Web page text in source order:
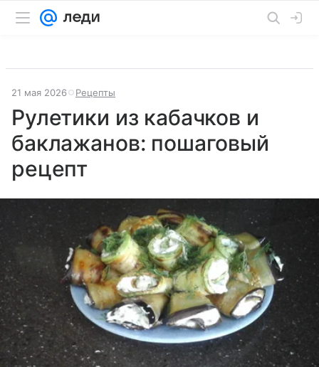
21 мая 2026 Рецепты
Рулетики из кабачков и
баклажанов: пошаговый
рецепт